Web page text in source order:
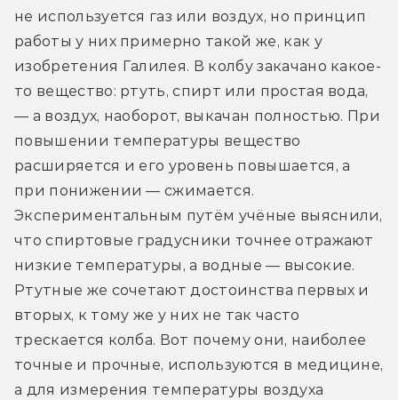
не используется газ или воздух, но принцип
работы у них примерно такой же, как у
изобретения Галилея. В колбу закачано какое-
то вещество: ртуть, спирт или простая вода,
— а воздух, наоборот, выкачан полностью. При
повышении температуры вещество
расширяется и его уровень повышается, а
при понижении — сжимается.
Экспериментальным путём учёные выяснили,
что спиртовые градусники точнее отражают
низкие температуры, а водные — высокие.
Ртутные же сочетают достоинства первых и
вторых, к тому же у них не так часто
трескается колба. Вот почему они, наиболее
точные и прочные, используются в медицине,
а для измерения температуры воздуха